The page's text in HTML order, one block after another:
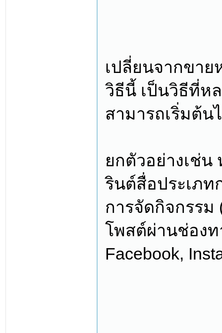
เปลี่ยนจากขา
วิธีนี้ เป็นวิธีที่ห
สามารถเริ่มต้
ยกตัวอย่างเช่
รินต์สื่อประเภท
การจัดกิจกรรม
โพสต์ผ่านช่องท
Facebook,